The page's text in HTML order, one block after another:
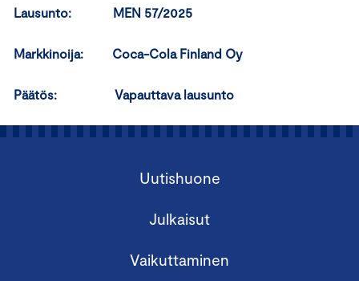
Lausunto: MEN 57/2025
Markkinoija: Coca-Cola Finland Oy
Päätös: Vapauttava lausunto
Uutishuone
Julkaisut
Vaikuttaminen